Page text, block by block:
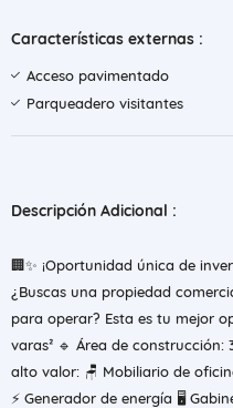
Características externas :
Acceso pavimentado
Parqueadero visitantes
Descripción Adicional :
🏢✨ ¡Oportunidad única de
¿Buscas una propiedad
para operar? Esta es tu mejor
varas² 🔹 Área de construcción:
alto valor: 🪑 Mobiliario de
⚡ Generador de energía 🖥️